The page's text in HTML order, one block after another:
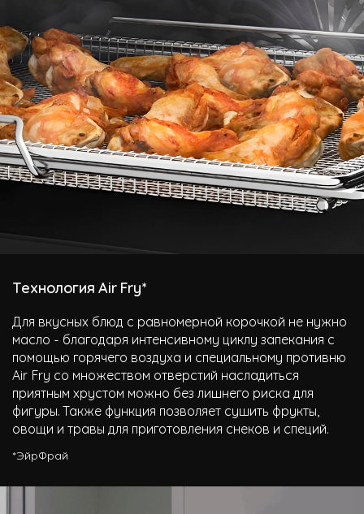
Технология Air Fry*
Для вкусных блюд с равномерной корочкой не нужно
масло - благодаря интенсивному циклу запекания с
помощью горячего воздуха и специальному противню
Air Fry co множеством отверстий насладиться
приятным хрустом можно без лишнего риска для
фигуры. Также функция позволяет сушить фрукты,
овощи и травы для приготовления снеков и специй.
*ЭйрФрай